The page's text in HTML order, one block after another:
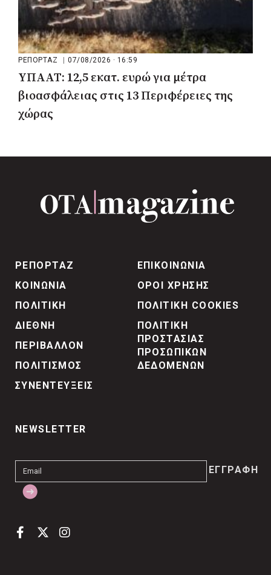
ΡΕΠΟΡΤΑΖ 07/08/2026 · 16:59
ΥΠΑΑΤ: 12,5 εκατ. ευρώ για μέτρα
βιοασφάλειας στις 13 Περιφέρειες της
χώρας
ΡΕΠΟΡΤΑΖ
ΚΟΙΝΩΝΙΑ
ΠΟΛΙΤΙΚΗ
ΔΙΕΘΝΗ
ΠΕΡΙΒΑΛΛΟΝ
ΠΟΛΙΤΙΣΜΟΣ
ΣΥΝΕΝΤΕΥΞΕΙΣ
ΕΠΙΚΟΙΝΩΝΙΑ
ΟΡΟΙ ΧΡΗΣΗΣ
ΠΟΛΙΤΙΚΗ COOKIES
ΠΟΛΙΤΙΚΗ
ΠΡΟΣΤΑΣΙΑΣ
ΠΡΟΣΩΠΙΚΩΝ
ΔΕΔΟΜΕΝΩΝ
NEWSLETTER